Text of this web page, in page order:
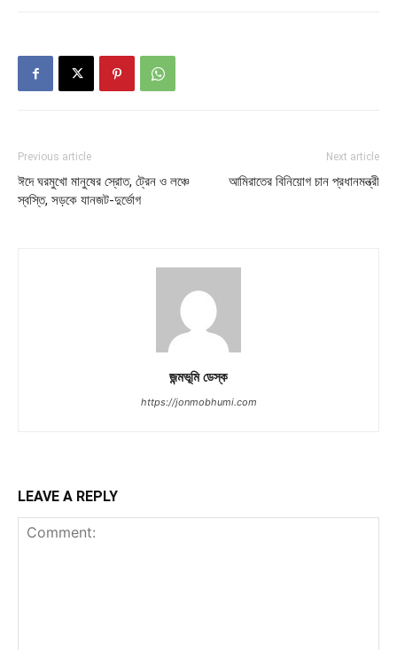
Previous article
ঈদে ঘরমুখো মানুষের স্রোত, ট্রেন ও লঞ্চে
স্বস্তি, সড়কে যানজট-দুর্ভোগ
Next article
আমিরাতের বিনিয়োগ চান প্রধানমন্ত্রী
জন্মভূমি ডেস্ক
https://jonmobhumi.com
LEAVE A REPLY